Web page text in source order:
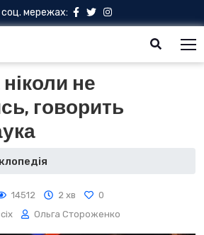
соц. мережах:
не
говорить
14512 2 хв
0
Ольга Стороженко